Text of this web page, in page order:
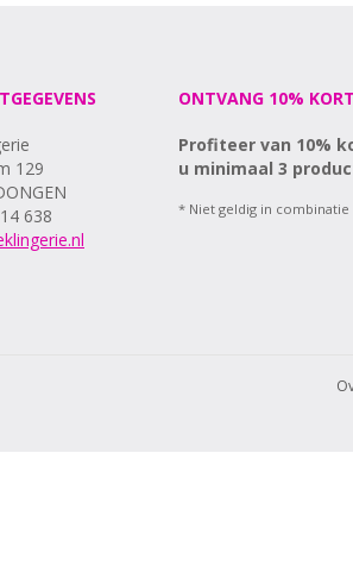
129
638
ONTVANG 10%
Profiteer van 10%
u minimaal 3
* Niet geldig in